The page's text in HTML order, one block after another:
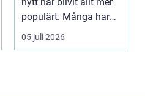
populärt. Många har
ärvda ringar, ...
05 juli 2026